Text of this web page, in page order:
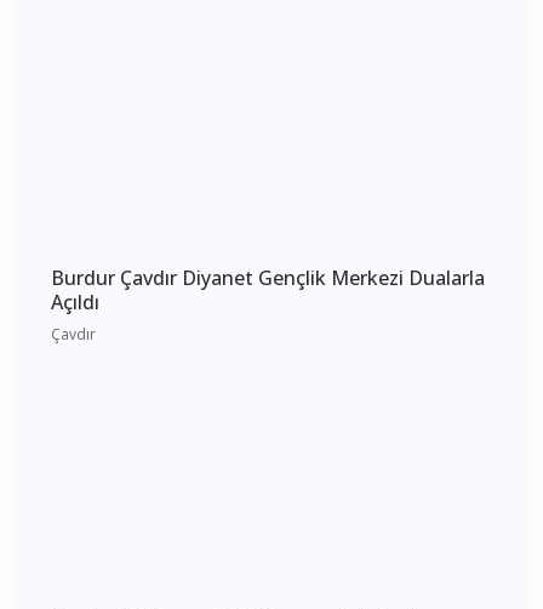
Burdur Çavdır Diyanet Gençlik Merkezi Dualarla
Açıldı
Çavdır